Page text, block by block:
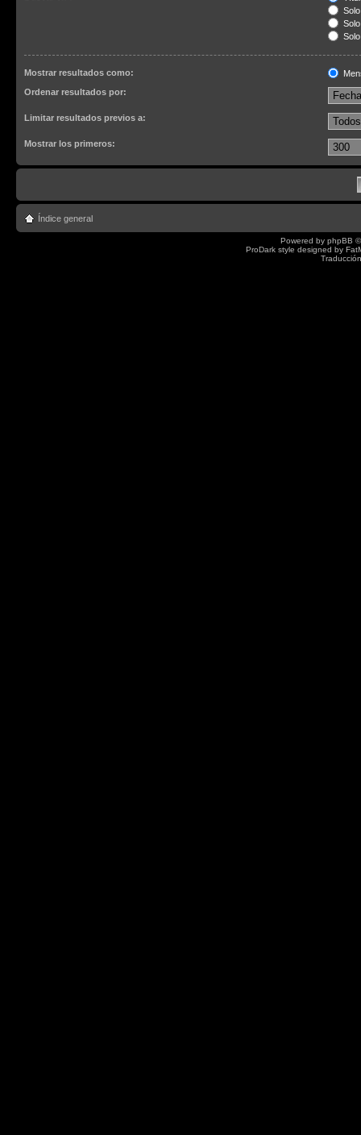
Mostrar resultados como:
Ordenar resultados por:
Limitar resultados previos a:
Mostrar los primeros:
Índice general
Powered by phpBB
ProDark style designed by